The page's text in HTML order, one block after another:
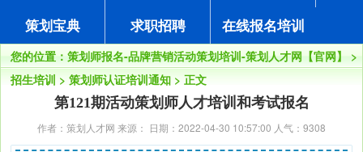
策划宝典
求职招聘 在线报名培训
您的位置： 策划师报名-品牌营销活动策划培训-策划人才网【官网】
>
招生培训 > 策划师认证培训通知 > 正文
第121期活动策划师人才培训和考试报名
作者：策划人才网 来源： 日期：2022-04-30 10:57:00 人气： 9308